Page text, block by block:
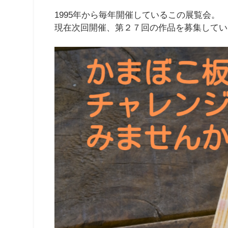
1995年から毎年開催しているこの展覧会。
現在次回開催、第２７回の作品を募集して